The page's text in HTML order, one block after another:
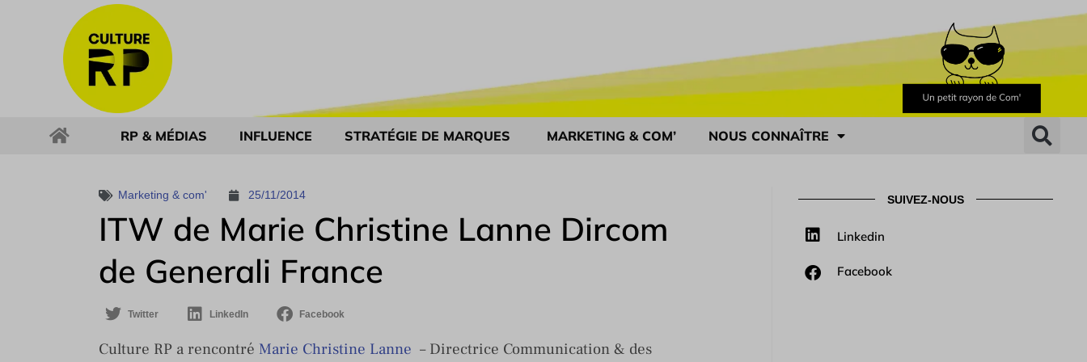
RP & MÉDIAS INFLUENCE STRATÉGIE DE MARQUES MARKETING & COM’ NOUS CONNAÎTRE
Marketing & com' 25/11/2014
ITW de Marie Christine Lanne Dircom
de Generali France
Twitter LinkedIn Facebook
Culture RP a rencontré Marie Christine Lanne – Directrice Communication & des
SUIVEZ-NOUS
Linkedin
Facebook